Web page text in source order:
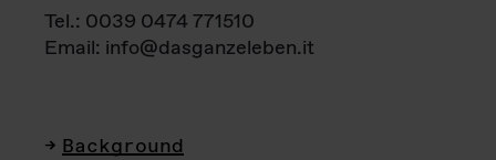
Tel.: 0039 0474 771510
Email: info@dasganzeleben.it
Background